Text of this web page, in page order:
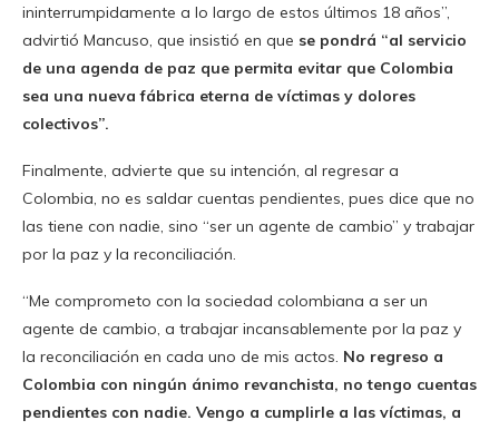
ininterrumpidamente a lo largo de estos últimos 18 años”,
advirtió Mancuso, que insistió en que se pondrá “al servicio
de una agenda de paz que permita evitar que Colombia
sea una nueva fábrica eterna de víctimas y dolores
colectivos”.
Finalmente, advierte que su intención, al regresar a
Colombia, no es saldar cuentas pendientes, pues dice que no
las tiene con nadie, sino “ser un agente de cambio” y trabajar
por la paz y la reconciliación.
“Me comprometo con la sociedad colombiana a ser un
agente de cambio, a trabajar incansablemente por la paz y
la reconciliación en cada uno de mis actos. No regreso a
Colombia con ningún ánimo revanchista, no tengo cuentas
pendientes con nadie. Vengo a cumplirle a las víctimas, a